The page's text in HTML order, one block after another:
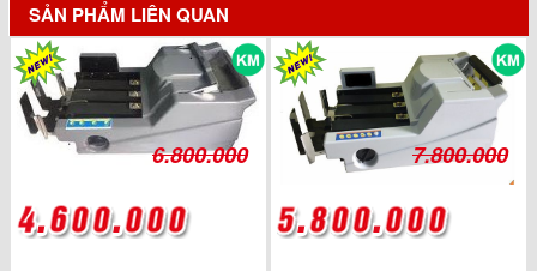
SẢN PHẨM LIÊN QUAN
6.800.000 7.800.000